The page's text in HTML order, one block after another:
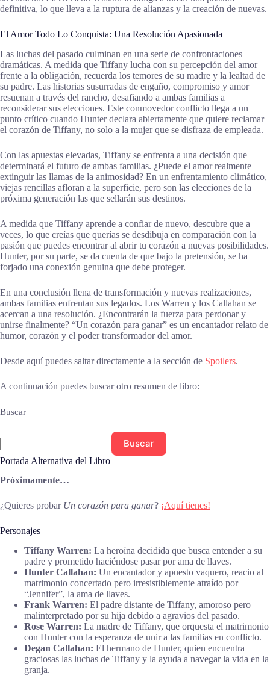
definitiva, lo que lleva a la ruptura de alianzas y la creación de nuevas.
El Amor Todo Lo Conquista: Una Resolución Apasionada
Las luchas del pasado culminan en una serie de confrontaciones
dramáticas. A medida que Tiffany lucha con su percepción del amor
frente a la obligación, recuerda los temores de su madre y la lealtad de
su padre. Las historias susurradas de engaño, compromiso y amor
resuenan a través del rancho, desafiando a ambas familias a
reconsiderar sus elecciones. Este conmovedor conflicto llega a un
punto crítico cuando Hunter declara abiertamente que quiere reclamar
el corazón de Tiffany, no solo a la mujer que se disfraza de empleada.
Con las apuestas elevadas, Tiffany se enfrenta a una decisión que
determinará el futuro de ambas familias. ¿Puede el amor realmente
extinguir las llamas de la animosidad? En un enfrentamiento climático,
viejas rencillas afloran a la superficie, pero son las elecciones de la
próxima generación las que sellarán sus destinos.
A medida que Tiffany aprende a confiar de nuevo, descubre que a
veces, lo que creías que querías se desdibuja en comparación con la
pasión que puedes encontrar al abrir tu corazón a nuevas posibilidades.
Hunter, por su parte, se da cuenta de que bajo la pretensión, se ha
forjado una conexión genuina que debe proteger.
En una conclusión llena de transformación y nuevas realizaciones,
ambas familias enfrentan sus legados. Los Warren y los Callahan se
acercan a una resolución. ¿Encontrarán la fuerza para perdonar y
unirse finalmente? “Un corazón para ganar” es un encantador relato de
humor, corazón y el poder transformador del amor.
Desde aquí puedes saltar directamente a la sección de Spoilers.
A continuación puedes buscar otro resumen de libro:
Buscar
Buscar
Portada Alternativa del Libro
Próximamente…
¿Quieres probar Un corazón para ganar? ¡Aquí tienes!
Personajes
Tiffany Warren: La heroína decidida que busca entender a su
padre y prometido haciéndose pasar por ama de llaves.
Hunter Callahan: Un encantador y apuesto vaquero, reacio al
matrimonio concertado pero irresistiblemente atraído por
“Jennifer”, la ama de llaves.
Frank Warren: El padre distante de Tiffany, amoroso pero
malinterpretado por su hija debido a agravios del pasado.
Rose Warren: La madre de Tiffany, que orquesta el matrimonio
con Hunter con la esperanza de unir a las familias en conflicto.
Degan Callahan: El hermano de Hunter, quien encuentra
graciosas las luchas de Tiffany y la ayuda a navegar la vida en la
granja.